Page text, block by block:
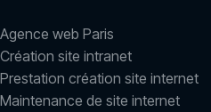
Agence web Paris
Création site intranet
Prestation création site internet
Maintenance de site internet